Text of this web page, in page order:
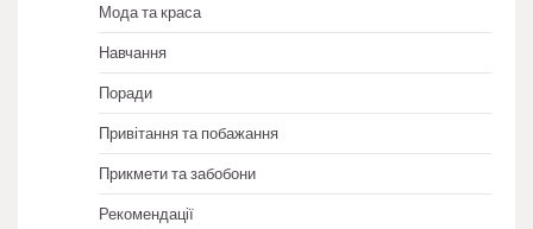
Мода та краса
Навчання
Поради
Привітання та побажання
Прикмети та забобони
Рекомендації